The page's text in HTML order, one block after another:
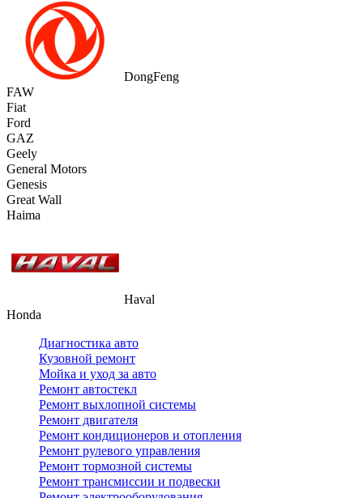
DongFeng
FAW
Fiat
Ford
GAZ
Geely
General Motors
Genesis
Great Wall
Haima
Haval
Honda
Диагностика авто
Кузовной ремонт
Мойка и уход за авто
Ремонт автостекл
Ремонт выхлопной системы
Ремонт двигателя
Ремонт кондиционеров и отопления
Ремонт рулевого управления
Ремонт тормозной системы
Ремонт трансмиссии и подвески